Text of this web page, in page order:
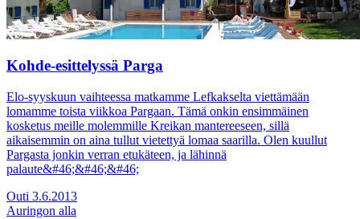
Kohde-esittelyssä Parga
Elo-syyskuun vaihteessa matkamme Lefkakselta viettämään
lomamme toista viikkoa Pargaan. Tämä onkin ensimmäinen
kosketus meille molemmille Kreikan mantereeseen, sillä
aikaisemmin on aina tullut vietettyä lomaa saarilla. Olen kuullut
Pargasta jonkin verran etukäteen, ja lähinnä
palaute&#46;&#46;&#46;
Outi 3.6.2013
Auringon alla